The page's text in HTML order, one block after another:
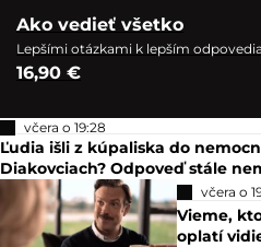
Ako vedieť všetko
Lepšími otázkami k lepším
16,90 €
včera o 19:28
Ľudia išli z kúpaliska do
Diakovciach? Odpoveď stále
včera o
Vieme,
oplatí